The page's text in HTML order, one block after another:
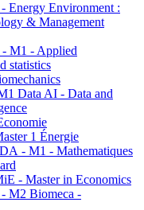
Energy Environment :
& Management
M1 - Applied
statistics
Data AI - Data and
1 Énergie
- M1 - Mathematiques
- Master in Economics
M2 Biomeca -